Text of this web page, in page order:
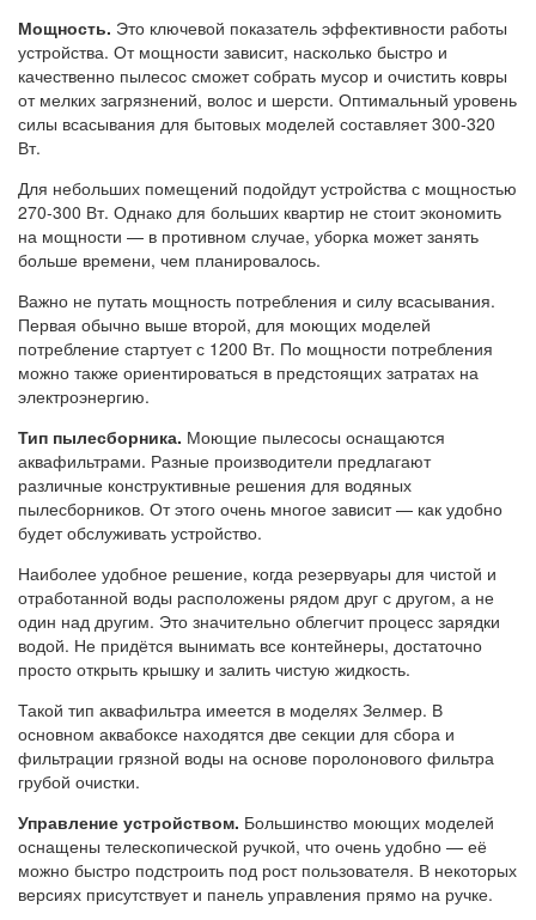
Мощность. Это ключевой показатель эффективности работы
устройства. От мощности зависит, насколько быстро и
качественно пылесос сможет собрать мусор и очистить ковры
от мелких загрязнений, волос и шерсти. Оптимальный уровень
силы всасывания для бытовых моделей составляет 300-320
Вт.
Для небольших помещений подойдут устройства с мощностью
270-300 Вт. Однако для больших квартир не стоит экономить
на мощности — в противном случае, уборка может занять
больше времени, чем планировалось.
Важно не путать мощность потребления и силу всасывания.
Первая обычно выше второй, для моющих моделей
потребление стартует с 1200 Вт. По мощности потребления
можно также ориентироваться в предстоящих затратах на
электроэнергию.
Тип пылесборника. Моющие пылесосы оснащаются
аквафильтрами. Разные производители предлагают
различные конструктивные решения для водяных
пылесборников. От этого очень многое зависит — как удобно
будет обслуживать устройство.
Наиболее удобное решение, когда резервуары для чистой и
отработанной воды расположены рядом друг с другом, а не
один над другим. Это значительно облегчит процесс зарядки
водой. Не придётся вынимать все контейнеры, достаточно
просто открыть крышку и залить чистую жидкость.
Такой тип аквафильтра имеется в моделях Зелмер. В
основном аквабоксе находятся две секции для сбора и
фильтрации грязной воды на основе поролонового фильтра
грубой очистки.
Управление устройством. Большинство моющих моделей
оснащены телескопической ручкой, что очень удобно — её
можно быстро подстроить под рост пользователя. В некоторых
версиях присутствует и панель управления прямо на ручке.